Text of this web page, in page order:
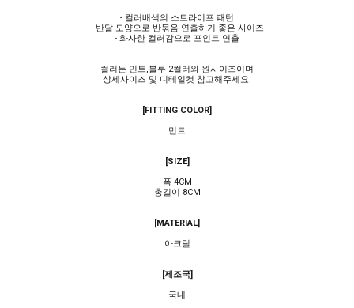
- 컬러배색의 스트라이프 패턴
- 반달 모양으로 반묶음 연출하기 좋은 사이즈
- 화사한 컬러감으로 포인트 연출
컬러는 민트,블루 2컬러와 원사이즈이며
상세사이즈 및 디테일컷 참고해주세요!
[FITTING COLOR]
민트
[SIZE]
폭 4CM
총길이 8CM
[MATERIAL]
아크릴
[제조국]
국내